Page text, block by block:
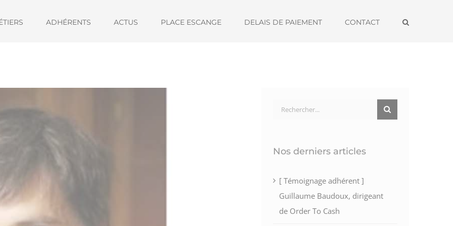
ADHÉRENTS ACTUS PLACE ESCANGE DELAIS DE PAIEMENT CONTACT
Rechercher:
Nos derniers articles
[ Témoignage adhérent ]
Guillaume Baudoux, dirigeant
de Order To Cash